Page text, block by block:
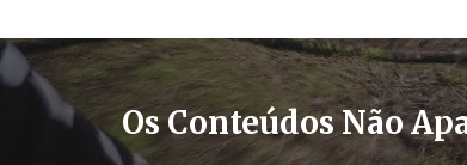
Os Conteúdos Não